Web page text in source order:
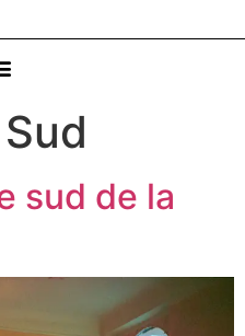
Sud
sud de la